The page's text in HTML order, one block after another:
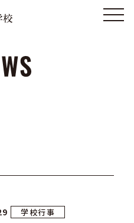
学校行事